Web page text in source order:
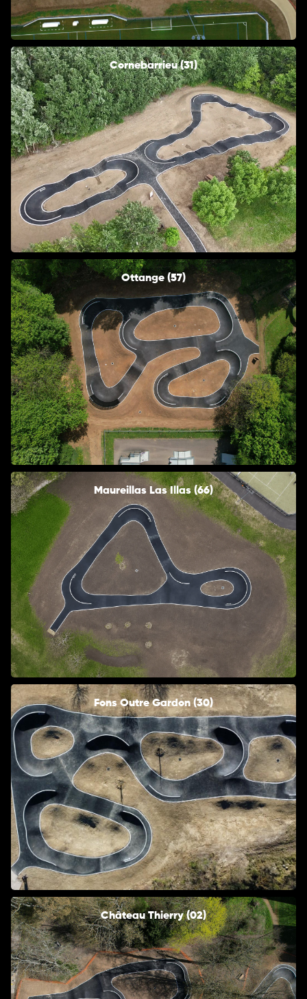
Cornebarrieu (31)
Ottange (57)
Maureillas Las Illas (66)
Fons Outre Gardon (30)
Château Thierry (02)